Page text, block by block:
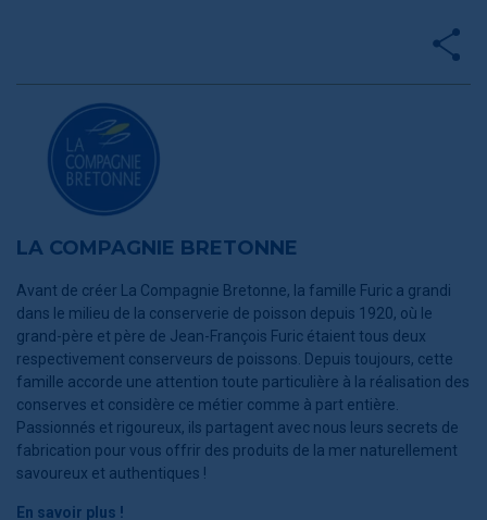
LA COMPAGNIE BRETONNE
Avant de créer La Compagnie Bretonne, la famille Furic a grandi
dans le milieu de la conserverie de poisson depuis 1920, où le
grand-père et père de Jean-François Furic étaient tous deux
respectivement conserveurs de poissons. Depuis toujours, cette
famille accorde une attention toute particulière à la réalisation des
conserves et considère ce métier comme à part entière.
Passionnés et rigoureux, ils partagent avec nous leurs secrets de
fabrication pour vous offrir des produits de la mer naturellement
savoureux et authentiques !
En savoir plus !